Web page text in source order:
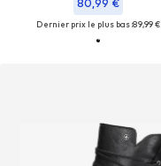
80,99 €
Dernier prix le plus bas :89,99 €